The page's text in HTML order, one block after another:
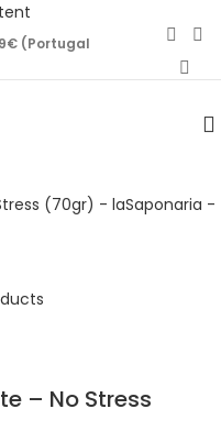
(Portugal
– No Stress